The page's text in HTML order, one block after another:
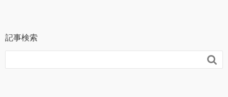
記事検索
